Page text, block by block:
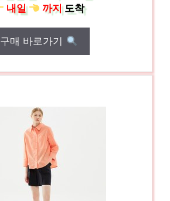
내일
까지도착
구매 바로가기